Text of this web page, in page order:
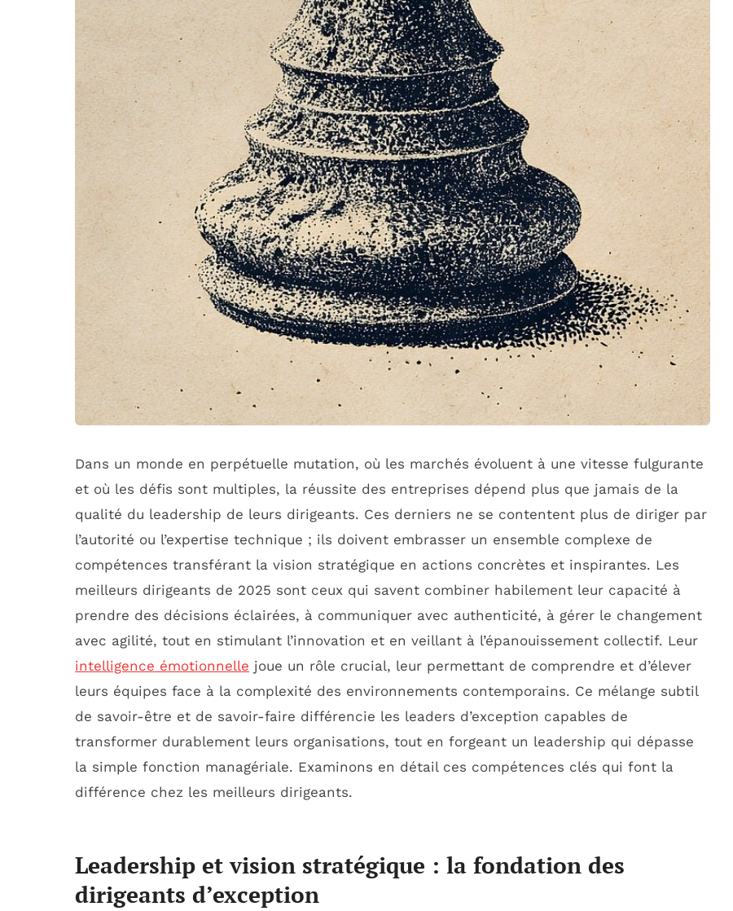
Dans un monde en perpétuelle mutation, où les marchés évoluent à une vitesse fulgurante
et où les défis sont multiples, la réussite des entreprises dépend plus que jamais de la
qualité du leadership de leurs dirigeants. Ces derniers ne se contentent plus de diriger par
l’autorité ou l’expertise technique ; ils doivent embrasser un ensemble complexe de
compétences transférant la vision stratégique en actions concrètes et inspirantes. Les
meilleurs dirigeants de 2025 sont ceux qui savent combiner habilement leur capacité à
prendre des décisions éclairées, à communiquer avec authenticité, à gérer le changement
avec agilité, tout en stimulant l’innovation et en veillant à l’épanouissement collectif. Leur
intelligence émotionnelle joue un rôle crucial, leur permettant de comprendre et d’élever
leurs équipes face à la complexité des environnements contemporains. Ce mélange subtil
de savoir-être et de savoir-faire différencie les leaders d’exception capables de
transformer durablement leurs organisations, tout en forgeant un leadership qui dépasse
la simple fonction managériale. Examinons en détail ces compétences clés qui font la
différence chez les meilleurs dirigeants.
Leadership et vision stratégique : la fondation des
dirigeants d’exception